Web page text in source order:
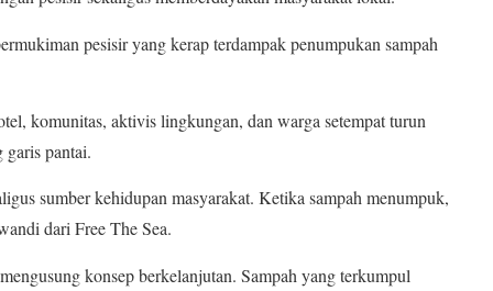
pesisir yang kerap terdampak penumpukan sampah
komunitas, aktivis lingkungan, dan warga setempat turun
garis pantai.
sumber kehidupan masyarakat. Ketika sampah menumpuk,
dari Free The Sea.
konsep berkelanjutan. Sampah yang terkumpul